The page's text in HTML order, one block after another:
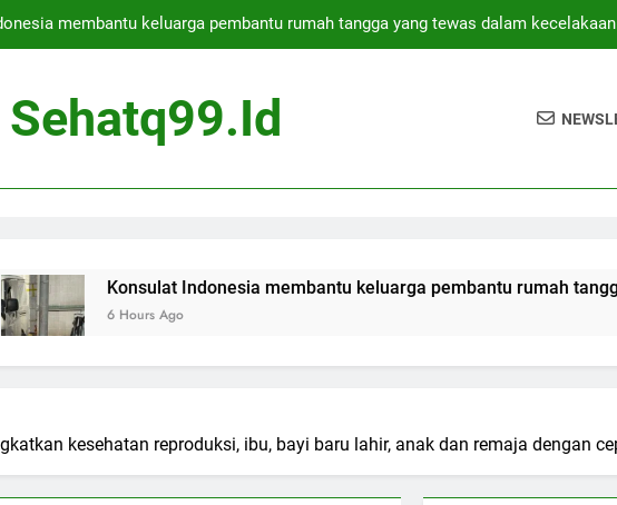
membantu keluarga pembantu rumah tangga yang tewas dalam
Apakah Jakarta Aman untuk Berwisata SAAT INI? (Peringkat
Apakah Jakarta Aman untuk Berwisata SAAT INI? (Peringkat
Sehatq99.id
Konsulat Indonesia membantu keluarga pembantu rumah tangga yang
6 Hours Ago
kesehatan reproduksi, ibu, bayi baru lahir, anak dan remaja dengan